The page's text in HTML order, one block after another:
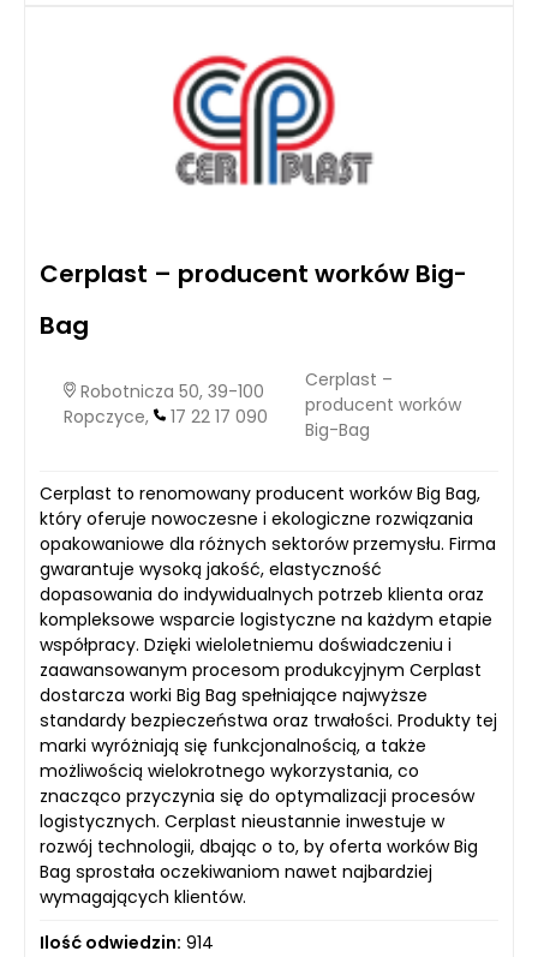
Cerplast – producent worków Big-
Bag
Robotnicza 50, 39-100
Ropczyce,
17 22 17 090
Cerplast –
producent worków
Big-Bag
Cerplast to renomowany producent worków Big Bag,
który oferuje nowoczesne i ekologiczne rozwiązania
opakowaniowe dla różnych sektorów przemysłu. Firma
gwarantuje wysoką jakość, elastyczność
dopasowania do indywidualnych potrzeb klienta oraz
kompleksowe wsparcie logistyczne na każdym etapie
współpracy. Dzięki wieloletniemu doświadczeniu i
zaawansowanym procesom produkcyjnym Cerplast
dostarcza worki Big Bag spełniające najwyższe
standardy bezpieczeństwa oraz trwałości. Produkty tej
marki wyróżniają się funkcjonalnością, a także
możliwością wielokrotnego wykorzystania, co
znacząco przyczynia się do optymalizacji procesów
logistycznych. Cerplast nieustannie inwestuje w
rozwój technologii, dbając o to, by oferta worków Big
Bag sprostała oczekiwaniom nawet najbardziej
wymagających klientów.
Ilość odwiedzin: 914